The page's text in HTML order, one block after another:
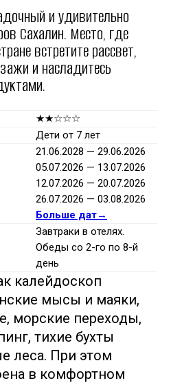
и удивительно
Сахалин. Место, где
встретите рассвет,
и насладитесь
★★☆☆☆
Дети от 7 лет
21.06.2028 — 29.06.2026
05.07.2026 — 13.07.2026
12.07.2026 — 20.07.2026
26.07.2026 — 03.08.2026
Больше дат→
Завтраки в отелях.
Обеды со 2-го по 8-й
день
калейдоскоп
мысы и маяки,
морские переходы,
тихие бухты
леса. При этом
в комфортном